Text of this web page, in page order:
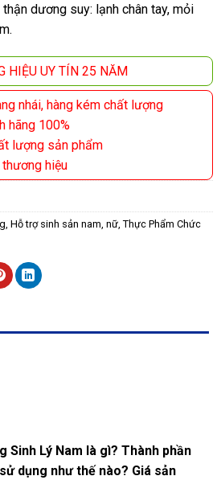
dương suy: lạnh chân tay, mỏi
HIỆU UY TÍN 25 NĂM
nhái, hàng kém chất lượng
hãng 100%
lượng sản phẩm
hiệu
Hỗ trợ sinh sản nam, nữ, Thực Phẩm Chức
Sinh Lý Nam là gì? Thành phần
dụng như thế nào? Giá sản